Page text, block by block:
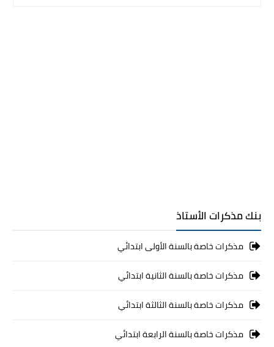
بنك مذكرات الأستاذ
مذكرات خاصة بالسنة الأولى ابتدائي
مذكرات خاصة بالسنة الثانية ابتدائي
مذكرات خاصة بالسنة الثالثة ابتدائي
مذكرات خاصة بالسنة الرابعة ابتدائي